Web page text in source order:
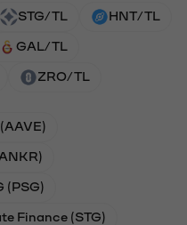
STG/TL HNT/TL
GAL/TL
ZRO/TL
(PSG)
Finance (STG)